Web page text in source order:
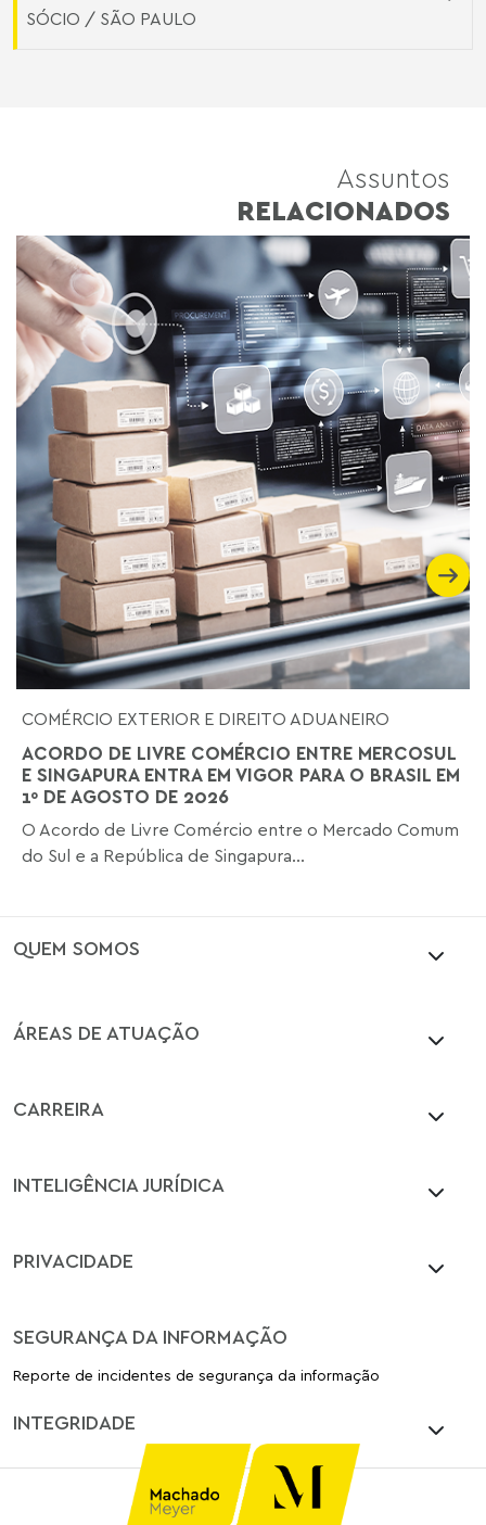
SÓCIO / SÃO PAULO
Assuntos
RELACIONADOS
COMÉRCIO EXTERIOR E DIREITO ADUANEIRO
ACORDO DE LIVRE COMÉRCIO ENTRE MERCOSUL
E SINGAPURA ENTRA EM VIGOR PARA O BRASIL EM
1º DE AGOSTO DE 2026
O Acordo de Livre Comércio entre o Mercado Comum
do Sul e a República de Singapura...
QUEM SOMOS
ÁREAS DE ATUAÇÃO
CARREIRA
INTELIGÊNCIA JURÍDICA
PRIVACIDADE
SEGURANÇA DA INFORMAÇÃO
Reporte de incidentes de segurança da informação
INTEGRIDADE